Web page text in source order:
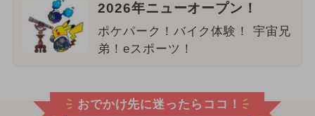
2026年ニューオープン！
ポケパーク！バイク体験！ 宇宙兄
弟！eスポーツ！
おでかけ先に迷ったらココ！